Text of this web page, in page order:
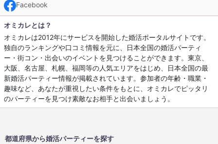
Facebook
オミカレとは？
オミカレは2012年にサービスを開始した婚活ポータルサイトです。
独自のランキングや口コミ情報を元に、日本全国の婚活パーティ
ー・街コン・出会いのイベントを見つけることができます。東京、
大阪、名古屋、札幌、福岡等の人気エリアをはじめ、日本全国の最
新婚活パーティー情報が掲載されています。参加者の年齢・職業・
趣味など、あなたが重視したい条件をもとに、オミカレでピッタリ
のパーティーを見つけ素敵なお相手と出会いましょう。
都道府県から婚活パーティーを探す